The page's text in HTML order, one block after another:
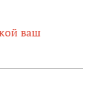
ваш